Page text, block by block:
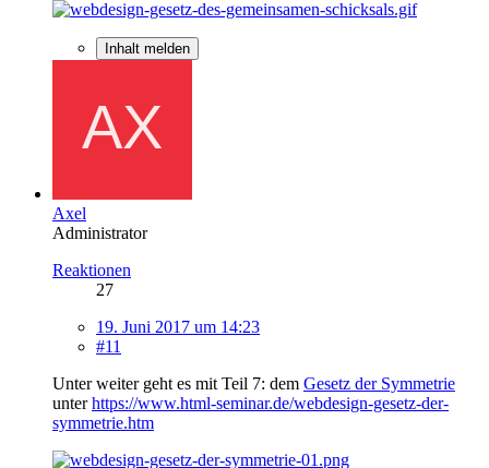
Inhalt melden
Axel
Administrator
Reaktionen
27
19. Juni 2017 um 14:23
#11
Unter weiter geht es mit Teil 7: dem Gesetz der Symmetrie
unterhttps://www.html-seminar.de/webdesign-gesetz-der-
symmetrie.htm